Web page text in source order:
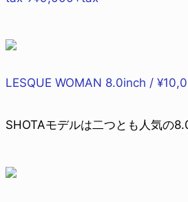
LESQUE WOMAN 8.0inch /
SHOTAモデルは二つとも人気の